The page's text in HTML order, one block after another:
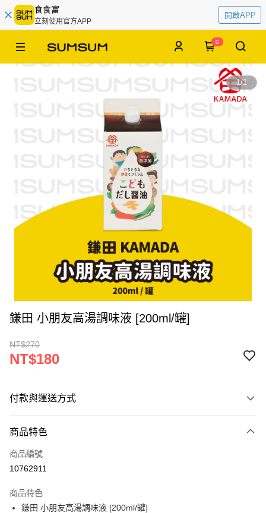
食食富
立刻使用官方APP
開啟APP
0
1/1
鎌田 小朋友高湯調味液 [200ml/罐]
NT$270
NT$180
付款與運送方式
信用卡一次付款
超商取貨付款
Apple Pay
商品特色
商品編號
10762911
商品特色
鎌田 小朋友高湯調味液 [200ml/罐]